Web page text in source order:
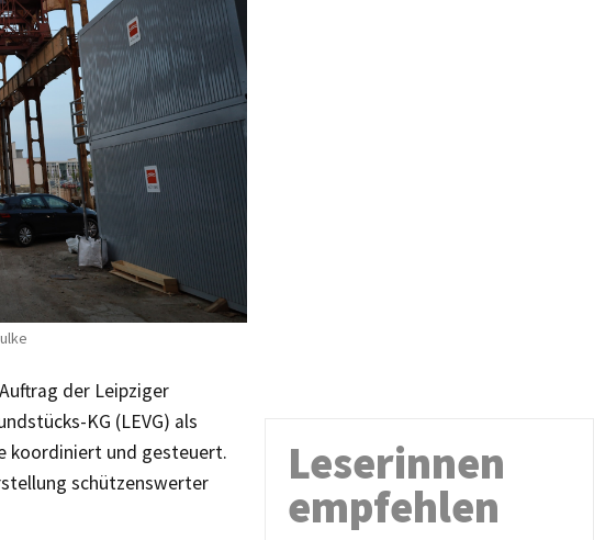
der Leipziger
KG (LEVG) als
koordiniert und gesteuert.
schützenswerter
Leserinnen
empfehlen